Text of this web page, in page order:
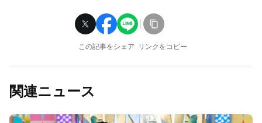
この記事をシェア リンクをコピー
関連ニュース